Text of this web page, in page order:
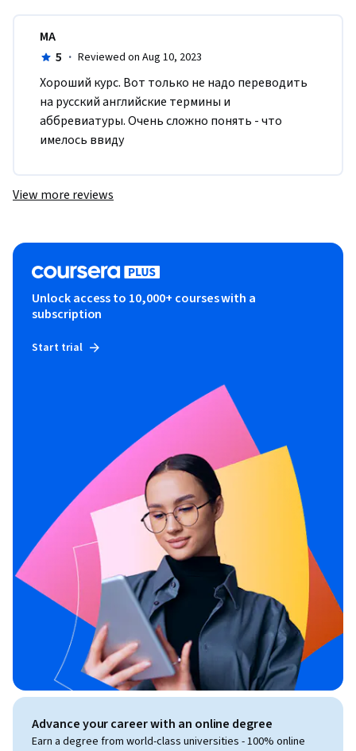
MA
5 · Reviewed on Aug 10, 2023
Хороший курс. Вот только не надо переводить
на русский английские термины и
аббревиатуры. Очень сложно понять - что
имелось ввиду
View more reviews
Unlock access to 10,000+ courses with a
subscription
Start trial
Advance your career with an online degree
Earn a degree from world-class universities - 100% online